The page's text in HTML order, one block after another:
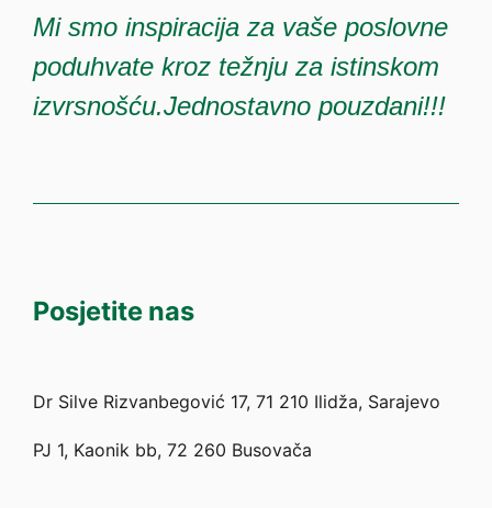
Mi smo inspiracija za vaše poslovne
poduhvate kroz težnju za istinskom
izvrsnošću.Jednostavno pouzdani!!!
Posjetite nas
Dr Silve Rizvanbegović 17, 71 210 Ilidža, Sarajevo
PJ 1, Kaonik bb, 72 260 Busovača